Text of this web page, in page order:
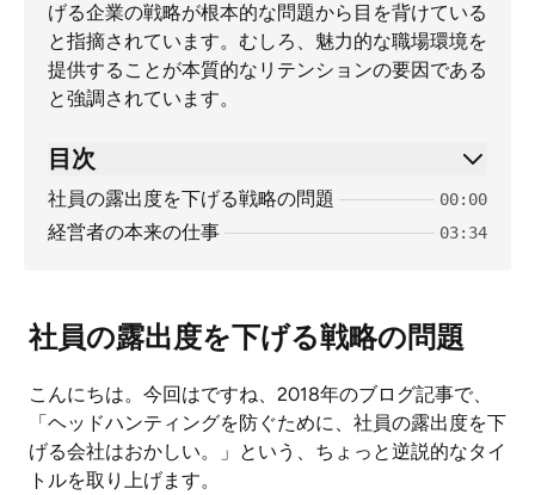
げる企業の戦略が根本的な問題から目を背けている
と指摘されています。むしろ、魅力的な職場環境を
提供することが本質的なリテンションの要因である
と強調されています。
目次
社員の露出度を下げる戦略の問題 00:00
経営者の本来の仕事 03:34
社員の露出度を下げる戦略の問題
こんにちは。今回はですね、2018年のブログ記事で、
「ヘッドハンティングを防ぐために、社員の露出度を下
げる会社はおかしい。」という、ちょっと逆説的なタイ
トルを取り上げます。